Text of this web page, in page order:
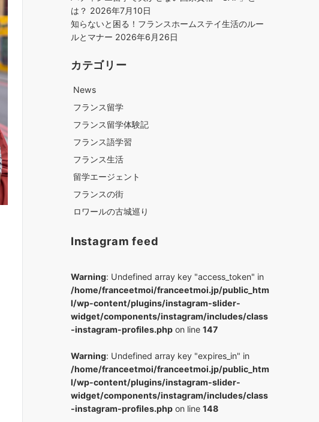
は？ 2026年7月10日
知らないと困る！フランスホームステイ生活のルー
ルとマナー 2026年6月26日
カテゴリー
News
フランス留学
フランス留学体験記
フランス語学習
フランス生活
留学エージェント
フランスの街
ロワールの古城巡り
Instagram feed
Warning: Undefined array key "access_token" in
/home/franceetmoi/franceetmoi.jp/public_htm
l/wp-content/plugins/instagram-slider-
widget/components/instagram/includes/class
-instagram-profiles.php on line 147
Warning: Undefined array key "expires_in" in
/home/franceetmoi/franceetmoi.jp/public_htm
l/wp-content/plugins/instagram-slider-
widget/components/instagram/includes/class
-instagram-profiles.php on line 148